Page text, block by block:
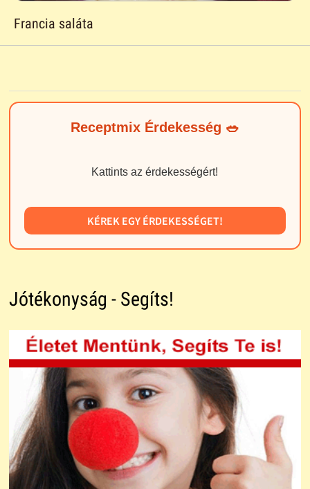
Francia saláta
Receptmix Érdekesség 🥗
Kattints az érdekességért!
KÉREK EGY ÉRDEKESSÉGET!
Jótékonyság - Segíts!